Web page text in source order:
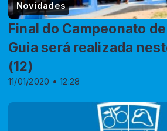
Novidades
11/01/2020 • 12:28
Final do Campeonato
Guia será realizada
(12)